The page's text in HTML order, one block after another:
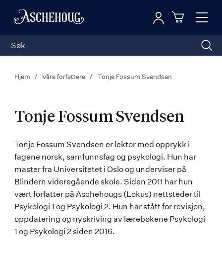
Toggle
Logg inn
Hjem Våre forfattere Tonje Fossum Svendsen
Tonje Fossum Svendsen
Tonje
Fossum
Svendsen
Tonje Fossum Svendsen er lektor med opprykk i
fagene norsk, samfunnsfag og psykologi. Hun har
master fra Universitetet i Oslo og underviser på
Blindern videregående skole. Siden 2011 har hun
vært forfatter på Aschehougs (Lokus) nettsteder til
Psykologi 1 og Psykologi 2. Hun har stått for revisjon,
oppdatering og nyskriving av lærebøkene Psykologi
1 og Psykologi 2 siden 2016.